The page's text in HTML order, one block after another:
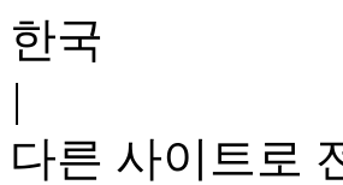
한국
|
다른 사이트로